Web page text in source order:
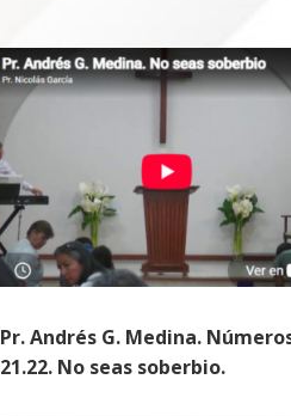
Pr. Andrés G. Medina.
21.22. No seas soberbio.